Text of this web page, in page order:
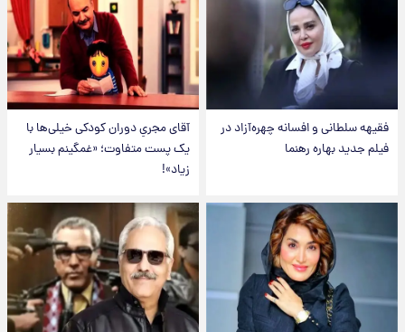
فقیهه سلطانی و افسانه چهره‌آزاد در
فیلم جدید بهاره رهنما
آقای مجریِ دوران کودکی خیلی‌ها با
یک پست متفاوت؛ «غمگینم بسیار
زیاد»!